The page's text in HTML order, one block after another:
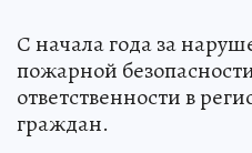
С начала года за
пожарной
ответственности в
граждан.